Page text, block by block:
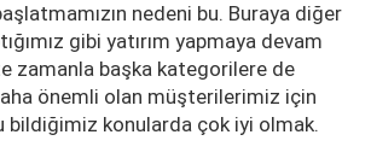
nedeni bu. Buraya diğer
gibi yatırım yapmaya devam
zamanla başka kategorilere de
önemli olan müşterilerimiz için
bildiğimiz konularda çok iyi olmak.